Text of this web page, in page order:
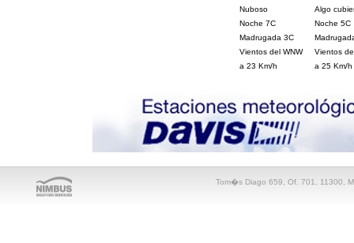
Nuboso
Noche 7C
Madrugada 3C
Vientos del WNW
a 23 Km/h
Algo
Noche 5C
Vientos
a 25 Km/h
Tom�s Diago 659, Of. 701, 11300,